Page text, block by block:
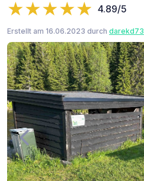
4.89/5
Erstellt am 16.06.2023 durch darekd73